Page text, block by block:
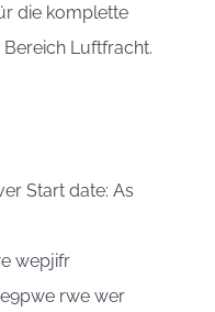
die komplette
Luftfracht.
Start date: As
wepjifr
rwe wer